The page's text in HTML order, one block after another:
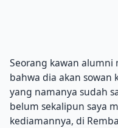
Seorang kawan alumni
bahwa dia akan sowan
yang namanya sudah
belum sekalipun saya
kediamannya, di